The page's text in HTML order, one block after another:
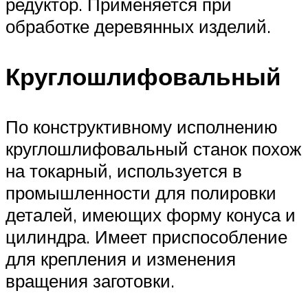
обработке деревянных изделий.
Круглошлифовальный
По конструктивному исполнению
круглошлифовальный станок похож
на токарный, используется в
промышленности для полировки
деталей, имеющих форму конуса и
цилиндра. Имеет приспособление
для крепления и изменения
вращения заготовки.